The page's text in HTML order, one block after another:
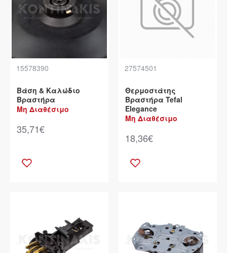
15578390
Βάση & Καλώδιο
Βραστήρα
Μη Διαθέσιμο
35,71€
27574501
Θερμοστάτης
Βραστήρα Tefal
Elegance
Μη Διαθέσιμο
18,36€